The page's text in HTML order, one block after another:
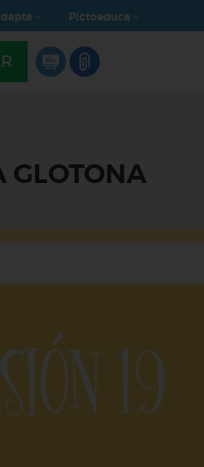
Pictoeduca
GLOTONA